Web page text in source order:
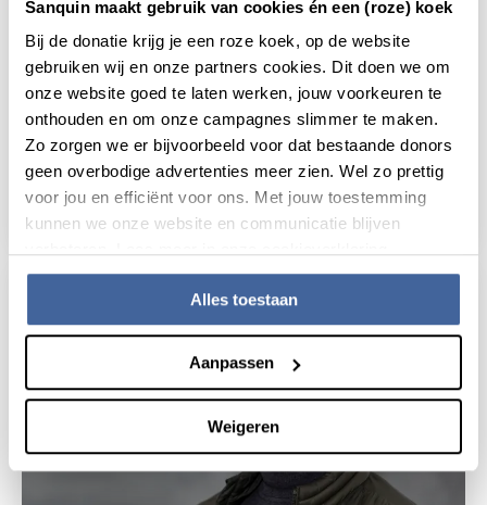
Sanquin maakt gebruik van cookies én een (roze) koek
Bij de donatie krijg je een roze koek, op de website
gebruiken wij en onze partners cookies. Dit doen we om
onze website goed te laten werken, jouw voorkeuren te
onthouden en om onze campagnes slimmer te maken.
Zo zorgen we er bijvoorbeeld voor dat bestaande donors
geen overbodige advertenties meer zien. Wel zo prettig
voor jou en efficiënt voor ons. Met jouw toestemming
kunnen we onze website en communicatie blijven
Alles toestaan
Aanpassen
Weigeren
Bloed of plasma? Allebei nodig!
Donorverhaal
lees donorverhaal over bloed of plasma? allebei nodig!